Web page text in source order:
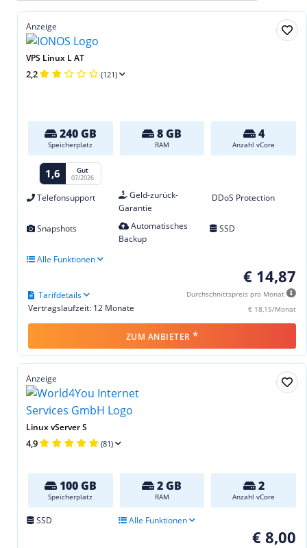
Anzeige
VPS Linux L AT
2,2 (121)
240 GB
Speicherplatz
8 GB
RAM
4
Anzahl vCore
1,6 Gut
07/2026
Telefonsupport
Geld-zurück-
Garantie
DDoS Protection
Snapshots
Automatisches
Backup
SSD
Alle Funktionen
€ 14,87
Durchschnittspreis pro Monat
€ 18,15/Monat
Vertragslaufzeit: 12 Monate
Tarifdetails
ZUM ANBIETER *
Anzeige
Linux vServer S
4,9 (81)
100 GB
Speicherplatz
2 GB
RAM
2
Anzahl vCore
SSD Alle Funktionen
€ 8,00